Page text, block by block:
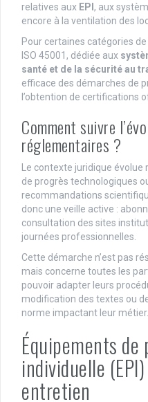
relatives aux EPI , aux
encore à la ventilation des
Pour certaines catégories
ISO 45001, dédiée aux
santé et de la sécurité au
efficace des démarches de
l’obtention de certifications
Comment suivre
réglementaires ?
Le contexte juridique
de progrès technologiques
recommandations
donc une veille active :
consultation des sites
journées professionnelles.
Cette démarche n’est pas
mais concerne toutes les
pouvoir adapter leurs
modification des textes ou
norme impactant leur métier.
Équipements
individuelle
entretien